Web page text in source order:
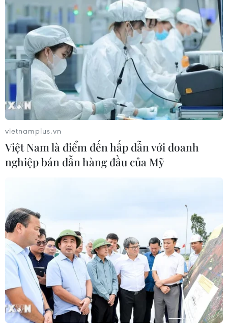
hướng sang người cao tuổi
08/08/2026 15:01
Chuyên gia Nhật Bản nói Việt Nam
nên ưu tiên sản xuất và đóng gói chip
bán dẫn
08/08/2026 13:28
vietnamplus.vn
Việt Nam là điểm đến hấp dẫn với doanh
nghiệp bán dẫn hàng đầu của Mỹ